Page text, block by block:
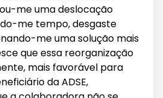
me uma deslocação
me tempo, desgaste
me uma solução mais
que essa reorganização
mais favorável para
da ADSE,